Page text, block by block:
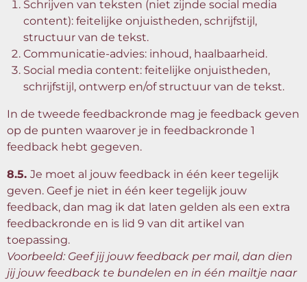
Schrijven van teksten (niet zijnde social media
content): feitelijke onjuistheden, schrijfstijl,
structuur van de tekst.
Communicatie-advies: inhoud, haalbaarheid.
Social media content: feitelijke onjuistheden,
schrijfstijl, ontwerp en/of structuur van de tekst.
In de tweede feedbackronde mag je feedback geven
op de punten waarover je in feedbackronde 1
feedback hebt gegeven.
8.5. Je moet al jouw feedback in één keer tegelijk
geven. Geef je niet in één keer tegelijk jouw
feedback, dan mag ik dat laten gelden als een extra
feedbackronde en is lid 9 van dit artikel van
toepassing.
Voorbeeld: Geef jij jouw feedback per mail, dan dien
jij jouw feedback te bundelen en in één mailtje naar